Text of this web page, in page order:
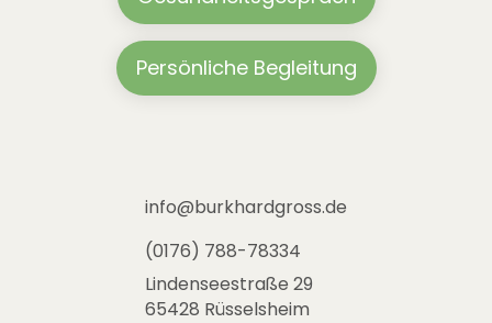
Persönliche Begleitung
info@burkhardgross.de
(0176) 788-78334
Lindenseestraße 29
65428 Rüsselsheim